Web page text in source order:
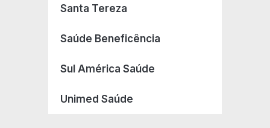
Santa Tereza
Saúde Beneficência
Sul América Saúde
Unimed Saúde